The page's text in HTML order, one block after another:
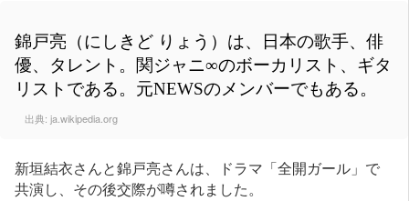
錦戸亮（にしきど りょう）は、日本の歌手、俳
優、タレント。関ジャニ∞のボーカリスト、ギタ
リストである。元NEWSのメンバーでもある。
出典: ja.wikipedia.org
新垣結衣さんと錦戸亮さんは、ドラマ「全開ガール」で
共演し、その後交際が噂されました。